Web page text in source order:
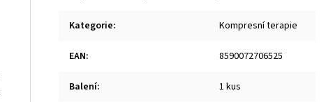
Kategorie: Kompresní terapie
EAN: 8590072706525
Balení: 1 kus